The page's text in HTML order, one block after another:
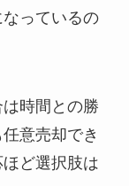
っているの
時間との勝
意売却でき
ど選択肢は